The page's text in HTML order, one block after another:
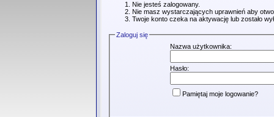
Nie jesteś zalogowany.
Nie masz wystarczających uprawnień aby
Twoje konto czeka na aktywację lub zostało
Zaloguj się
Nazwa użytkownika:
Hasło:
Pamiętaj moje logowanie?